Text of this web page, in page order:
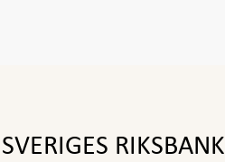
SVERIGES RIKSBANK